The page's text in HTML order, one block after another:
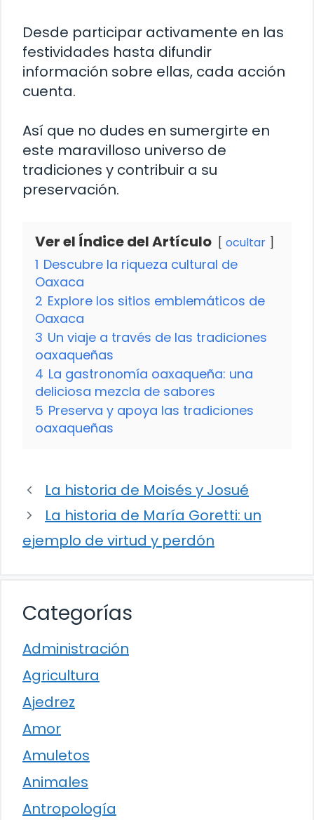
Desde participar activamente en las
festividades hasta difundir
información sobre ellas, cada acción
cuenta.
Así que no dudes en sumergirte en
este maravilloso universo de
tradiciones y contribuir a su
preservación.
Ver el Índice del Artículo ocultar
1 Descubre la riqueza cultural de
Oaxaca
2 Explore los sitios emblemáticos de
Oaxaca
3 Un viaje a través de las tradiciones
oaxaqueñas
4 La gastronomía oaxaqueña: una
deliciosa mezcla de sabores
5 Preserva y apoya las tradiciones
oaxaqueñas
La historia de Moisés y Josué
La historia de María Goretti: un
ejemplo de virtud y perdón
Categorías
Administración
Agricultura
Ajedrez
Amor
Amuletos
Animales
Antropología